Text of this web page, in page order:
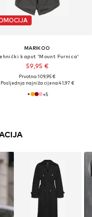
MARIKOO
kaput 'Mount Furnica'
59,95 €
Prvotno: 109,95 €
Posljednja najniža cijena:41,97 €
+5